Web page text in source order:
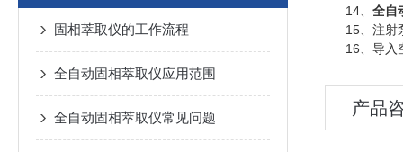
固相萃取仪的工作流程
全自动固相萃取仪应用范围
全自动固相萃取仪常见问题
14
全自
15 、注
16 、导
产品